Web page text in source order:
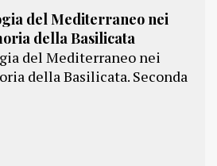
del Mediterraneo nei
della Basilicata
del Mediterraneo nei
della Basilicata. Seconda